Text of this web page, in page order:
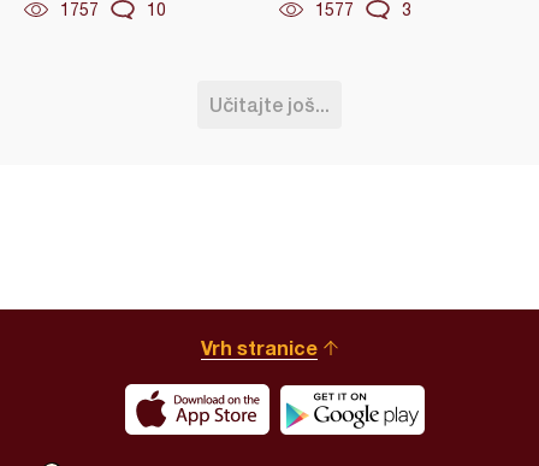
1757 10 1577 3
Učitajte još...
Vrh stranice